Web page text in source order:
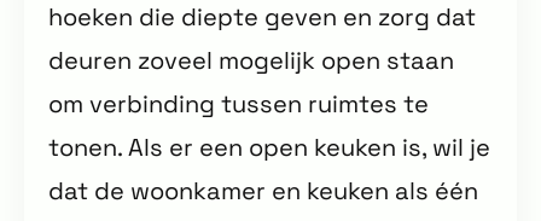
hoeken die diepte geven en zorg dat
deuren zoveel mogelijk open staan
om verbinding tussen ruimtes te
tonen. Als er een open keuken is, wil je
dat de woonkamer en keuken als één